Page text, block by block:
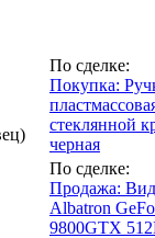
По сделке:
Покупка:
стеклянной
черная
По сделке:
Продажа:
Albatron
9800GTX